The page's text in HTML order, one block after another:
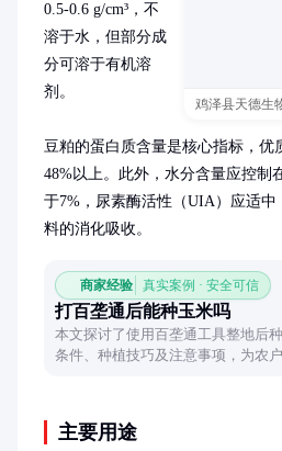
鸡泽县天德生
0.5-0.6 g/cm³，不
溶于水，但部分成
分可溶于有机溶
剂。
豆粕的蛋白质含量是核心指标，优
48%以上。此外，水分含量应控制
于7%，尿素酶活性（UIA）应适中
料的消化吸收。
商家经验 真实案例 · 安全可信
打百垄通后能种玉米吗
本文探讨了使用百垄通工具整地后
条件、种植技巧及注意事项，为农
主要用途